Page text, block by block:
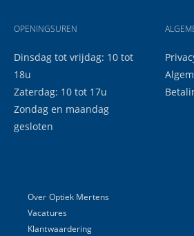
OPENINGSUREN
Dinsdag tot vrijdag: 10 tot
18u
Zaterdag: 10 tot 17u
Zondag en maandag
gesloten
Over Optiek Mertens
Vacatures
Klantwaardering